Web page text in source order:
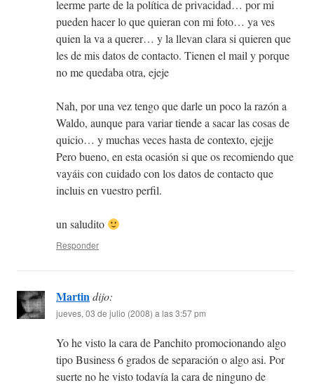
leerme parte de la política de privacidad… por mi
pueden hacer lo que quieran con mi foto… ya ves
quien la va a querer… y la llevan clara si quieren que
les de mis datos de contacto. Tienen el mail y porque
no me quedaba otra, ejeje
Nah, por una vez tengo que darle un poco la razón a
Waldo, aunque para variar tiende a sacar las cosas de
quicio… y muchas veces hasta de contexto, ejejje
Pero bueno, en esta ocasión si que os recomiendo que
vayáis con cuidado con los datos de contacto que
incluis en vuestro perfil.
un saludito
Responder
Martindijo:
jueves, 03 de julio (2008) a las 3:57 pm
Yo he visto la cara de Panchito promocionando algo
tipo Business 6 grados de separación o algo asi. Por
suerte no he visto todavía la cara de ninguno de